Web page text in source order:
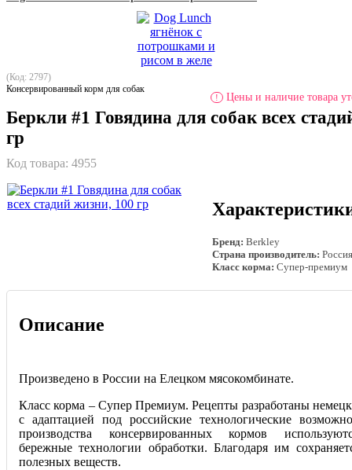
(Код: 2797)
Консервированный корм для собак
! Цены и наличие товара
Беркли #1 Говядина для собак всех
гр
Код товара: 4955
Бренд: Berkley
Страна производитель: Россия
Класс корма: Супер-премиум
Описание
Произведено в России на Елецком мясокомбинате.
Класс корма – Супер Премиум. Рецепты разработаны
с адаптацией под российские технологические
производства консервированных кормов
бережные технологии обработки. Благодаря им
полезных веществ.